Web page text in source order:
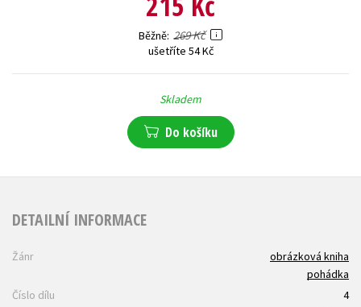
Běžně 269 Kč
ušetříte 54 Kč
Skladem
Do košíku
DETAILNÍ INFORMACE
Žánr
obrázková kniha
pohádka
Číslo dílu
4